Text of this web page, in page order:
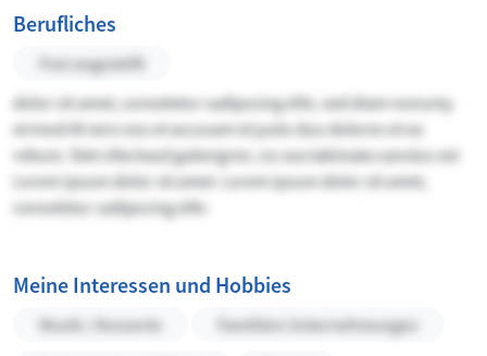
Berufliches
Fest angestellt
dolor sit amet, consetetur sadipscing elitr, sed diam nonumy
eirmod At vero eos et accusam et justo duo dolores et ea
rebum. Stet clita kasd gubergren, no sea takimata sanctus est
Lorem ipsum dolor sit amet. Lorem ipsum dolor sit amet,
consetetur sadipscing elitr.
Meine Interessen und Hobbies
Musik / Konzerte
Familiäre Unternehmungen